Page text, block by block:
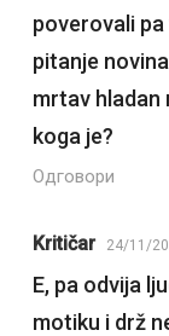
poverovali pa
pitanje
mrtav hladan
koga je?
Одговори
Kritičar 24/11/
E, pa odvija
motiku i drž